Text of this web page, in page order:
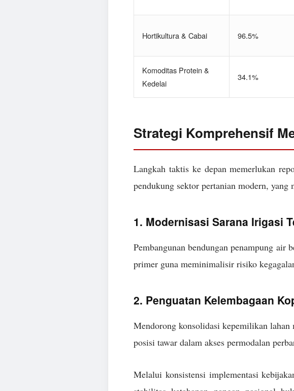
Hortikultura & Cabai 96.5%
Komoditas Protein &
Kedelai
34.1%
Strategi Komprehensif
Langkah taktis ke depan memerlukan
pendukung sektor pertanian modern, yang
1. Modernisasi Sarana Irigasi
Pembangunan bendungan penampung
primer guna meminimalisir risiko
2. Penguatan Kelembagaan
Mendorong konsolidasi kepemilikan
posisi tawar dalam akses permodalan
Melalui konsistensi implementasi